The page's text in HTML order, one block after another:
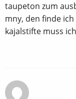
taupeton zum
mny, den finde
kajalstifte muss